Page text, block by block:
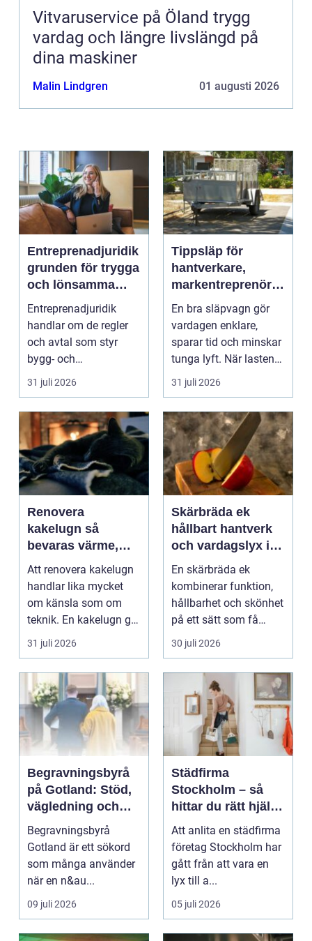
Vitvaruservice på Öland trygg
vardag och längre livslängd på
dina maskiner
Malin Lindgren 01 augusti 2026
Entreprenadjuridik
grunden för trygga
och lönsamma
byggprojekt
Entreprenadjuridik
handlar om de regler
och avtal som styr
bygg- och
anläggningsprojekt.
När ansvar,...
31 juli 2026
Tippsläp för
hantverkare,
markentreprenörer
och lantbruk en
praktisk guide
En bra släpvagn gör
vardagen enklare,
sparar tid och minskar
tunga lyft. När lasten
är bulkig, smuts...
31 juli 2026
Renovera
kakelugn så
bevaras värme,
historia och
trygghet
Att renovera kakelugn
handlar lika mycket
om känsla som om
teknik. En kakelugn ger
stilla värme, däm...
31 juli 2026
Skärbräda ek
hållbart hantverk
och vardagslyx i
köket
En skärbräda ek
kombinerar funktion,
hållbarhet och skönhet
på ett sätt som få
andra köksredskap
gör...
30 juli 2026
Begravningsbyrå
på Gotland: Stöd,
vägledning och
trygga val
Begravningsbyrå
Gotland är ett sökord
som många använder
när en n&au...
09 juli 2026
Städfirma
Stockholm – så
hittar du rätt hjälp
för hem och
företag
Att anlita en städfirma
företag Stockholm har
gått från att vara en
lyx till a...
05 juli 2026